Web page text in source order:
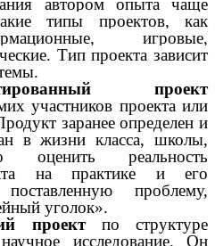
типы проектов, как
игровые,
Тип проекта зависит
проект
участников проекта или
заранее определен и
в жизни класса, школы,
оценить реальность
на практике и его
проблему,
уголок».
проект по структуре
исследование. Он